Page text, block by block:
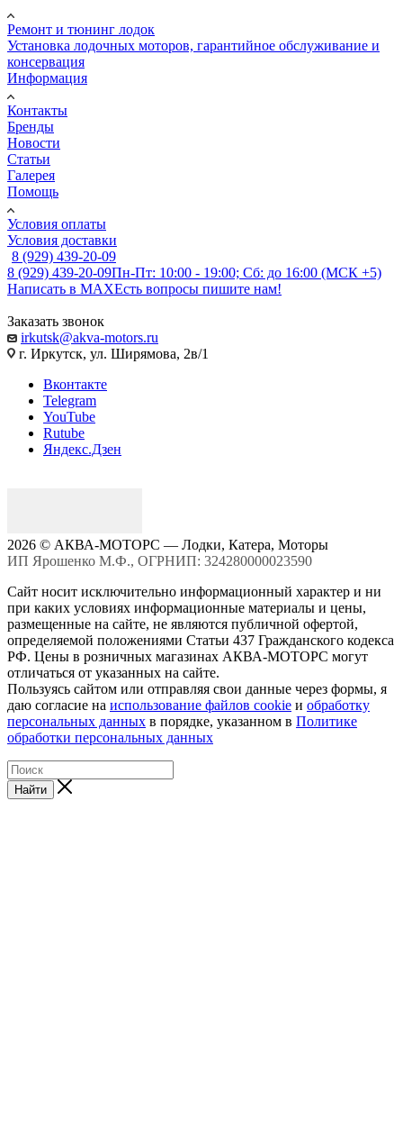
Ремонт и тюнинг лодок
Установка лодочных моторов, гарантийное обслуживание и
консервация
Информация
Контакты
Бренды
Новости
Статьи
Галерея
Помощь
Условия оплаты
Условия доставки
8 (929) 439-20-09
8 (929) 439-20-09Пн-Пт: 10:00 - 19:00; Сб: до 16:00 (МСК +5)
Написать в MAXЕсть вопросы пишите нам!
Заказать звонок
irkutsk@akva-motors.ru
г. Иркутск, ул. Ширямова, 2в/1
Вконтакте
Telegram
YouTube
Rutube
Яндекс.Дзен
2026 © АКВА-МОТОРС — Лодки, Катера, Моторы
ИП Ярошенко М.Ф., ОГРНИП: 324280000023590
Сайт носит исключительно информационный характер и ни
при каких условиях информационные материалы и цены,
размещенные на сайте, не являются публичной офертой,
определяемой положениями Статьи 437 Гражданского кодекса
РФ. Цены в розничных магазинах АКВА-МОТОРС могут
отличаться от указанных на сайте.
Пользуясь сайтом или отправляя свои данные через формы, я
даю согласие на использование файлов cookie и обработку
персональных данных в порядке, указанном в Политике
обработки персональных данных
Найти